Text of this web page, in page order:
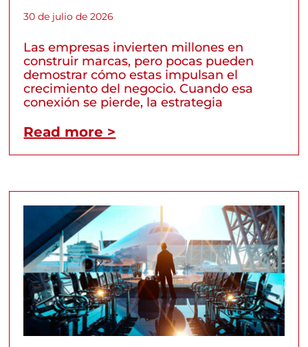
30 de julio de 2026
Las empresas invierten millones en
construir marcas, pero pocas pueden
demostrar cómo estas impulsan el
crecimiento del negocio. Cuando esa
conexión se pierde, la estrategia
Read more >